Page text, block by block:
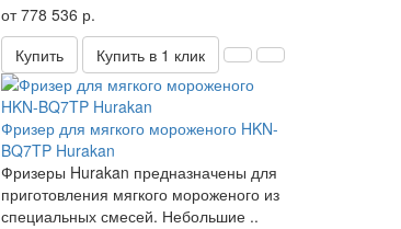
от 778 536 р.
Купить
Купить в 1 клик
Фризер для мягкого мороженого HKN-
BQ7TP Hurakan
Фризеры Hurakan предназначены для
приготовления мягкого мороженого из
специальных смесей. Небольшие ..